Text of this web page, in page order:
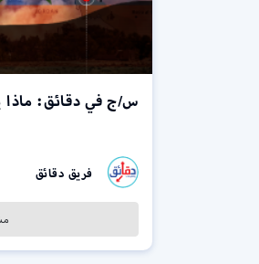
س/ج في دقائق: ماذا
فريق دقائق